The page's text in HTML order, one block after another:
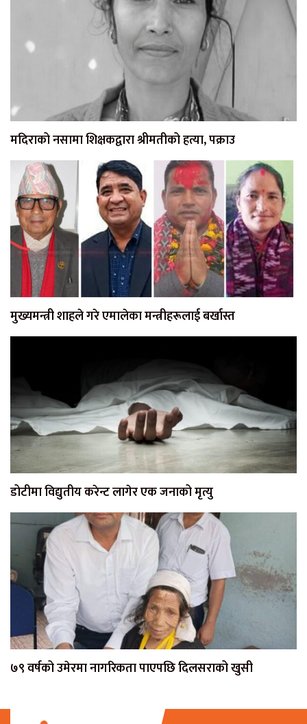
मदिराको नसामा शिक्षकद्वारा श्रीमतीको हत्या, पक्राउ
मुख्यमन्त्री शाहले गरे एमालेका मन्त्रीहरूलाई बर्खास्त
डोटीमा विद्युतीय करेन्ट लागेर एक जनाको मृत्यु
७९ वर्षको उमेरमा नागरिकता पाएपछि दिलसराको खुसी